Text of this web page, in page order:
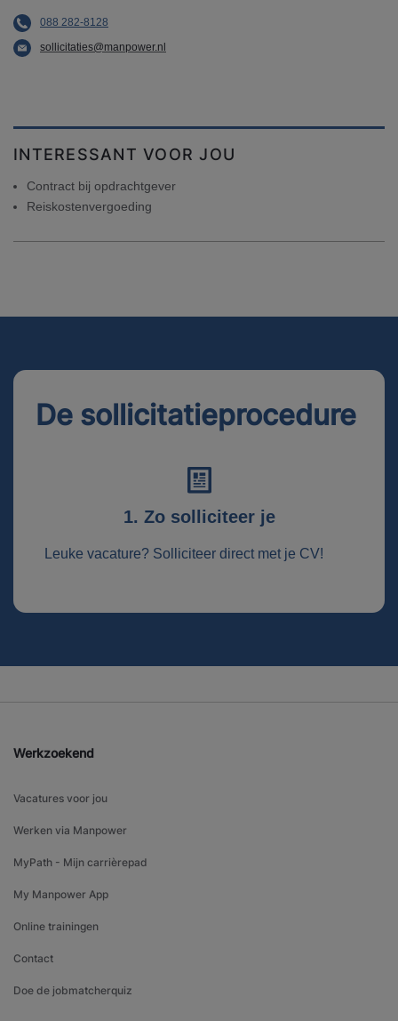
088 282-8128
sollicitaties@manpower.nl
INTERESSANT VOOR JOU
Contract bij opdrachtgever
Reiskostenvergoeding
De sollicitatieprocedure
1. Zo solliciteer je
Leuke vacature? Solliciteer direct met je CV!
Werkzoekend
Vacatures voor jou
Werken via Manpower
MyPath - Mijn carrièrepad
My Manpower App
Online trainingen
Contact
Doe de jobmatcherquiz